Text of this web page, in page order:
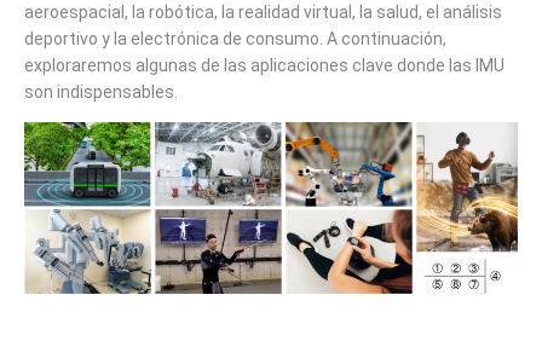
aeroespacial, la robótica, la realidad virtual, la salud, el análisis
deportivo y la electrónica de consumo. A continuación,
exploraremos algunas de las aplicaciones clave donde las IMU
son indispensables.